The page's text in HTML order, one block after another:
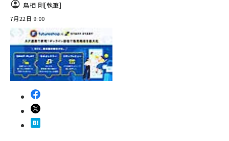
鳥栖 剛[執筆]
7月22日 9:00